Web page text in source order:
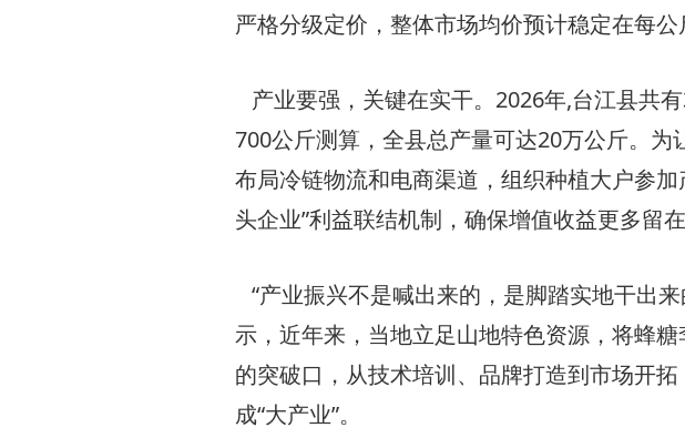
严格分级定价，整体市场均价预计稳定在每公
产业要强，关键在实干。2026年,台江县共
700公斤测算，全县总产量可达20万公斤。
布局冷链物流和电商渠道，组织种植大户参
头企业”利益联结机制，确保增值收益更多留在
“产业振兴不是喊出来的，是脚踏实地干出
示，近年来，当地立足山地特色资源，将蜂
的突破口，从技术培训、品牌打造到市场开
成“大产业”。